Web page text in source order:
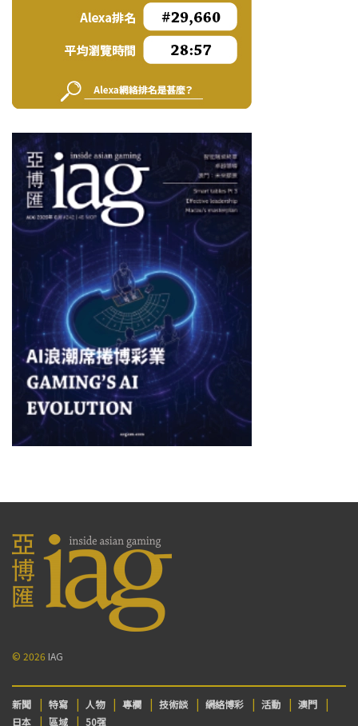
© 2026 IAG
新聞 特寫 人物 專欄 技術談 網絡博彩 活動
澳門
日本
區域 50强